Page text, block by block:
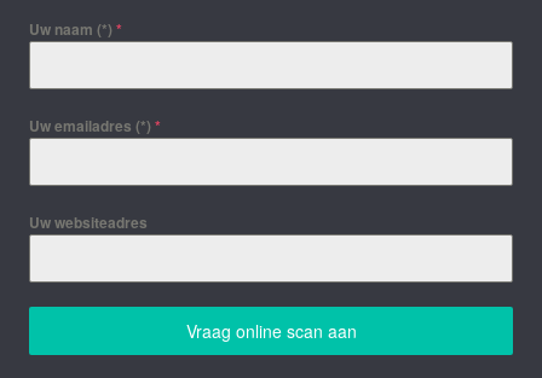
Uw naam (*) *
Uw emailadres (*) *
Uw websiteadres
Vraag online scan aan